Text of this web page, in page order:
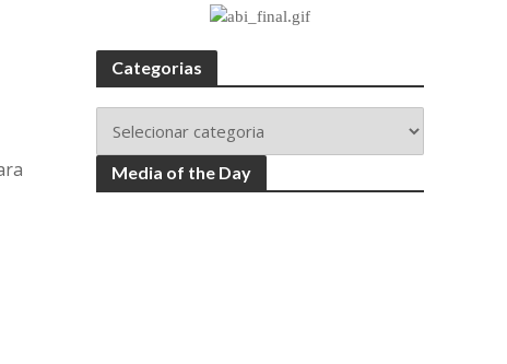
Categorias
Media of the Day